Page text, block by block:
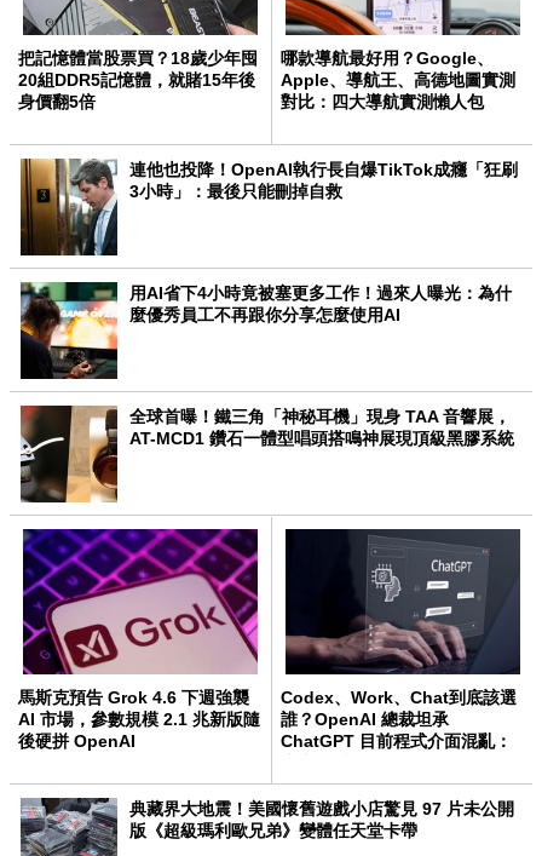
把記憶體當股票買？18歲少年囤
20組DDR5記憶體，就賭15年後
身價翻5倍
哪款導航最好用？Google、
Apple、導航王、高德地圖實測
對比：四大導航實測懶人包
連他也投降！OpenAI執行長自爆TikTok成癮「狂刷
3小時」：最後只能刪掉自救
用AI省下4小時竟被塞更多工作！過來人曝光：為什
麼優秀員工不再跟你分享怎麼使用AI
全球首曝！鐵三角「神秘耳機」現身 TAA 音響展，
AT-MCD1 鑽石一體型唱頭搭鳴神展現頂級黑膠系統
馬斯克預告 Grok 4.6 下週強襲
AI 市場，參數規模 2.1 兆新版隨
後硬拼 OpenAI
Codex、Work、Chat到底該選
誰？OpenAI 總裁坦承
ChatGPT 目前程式介面混亂：
典藏界大地震！美國懷舊遊戲小店驚見 97 片未公開
版《超級瑪利歐兄弟》變體任天堂卡帶